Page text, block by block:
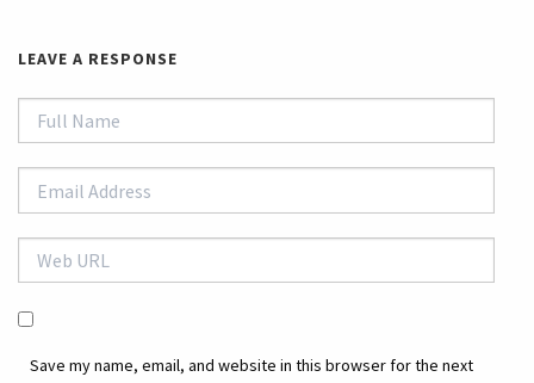
LEAVE A RESPONSE
Save my name, email, and website in this browser for the next